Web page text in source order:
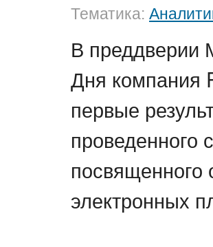
Тематика:
В преддверии
Дня компания
первые
проведенного
посвященного
электронных